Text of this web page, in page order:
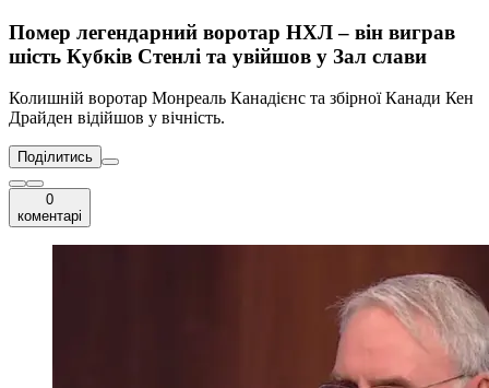
Помер легендарний воротар НХЛ – він виграв
шість Кубків Стенлі та увійшов у Зал слави
Колишній воротар Монреаль Канадієнс та збірної Канади Кен
Драйден відійшов у вічність.
Поділитись
0
коментарі